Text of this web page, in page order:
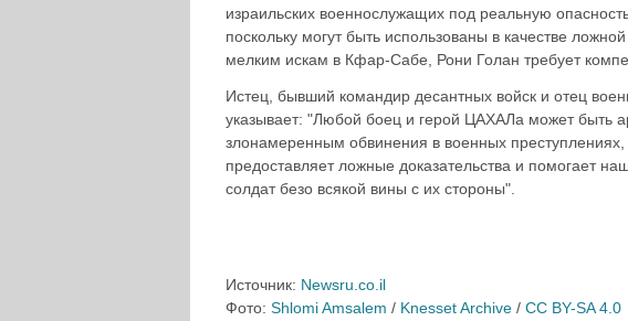
израильских военнослужащих под реальную
поскольку могут быть использованы в качестве
мелким искам в Кфар-Сабе, Рони Голан требует
Истец, бывший командир десантных войск и отец
указывает: "Любой боец и герой ЦАХАЛа может быть
злонамеренным обвинения в военных преступлениях,
предоставляет ложные доказательства и помогает
солдат безо всякой вины с их стороны".
Источник: Newsru.co.il
Фото: Shlomi Amsalem / Knesset Archive / CC BY-SA 4.0